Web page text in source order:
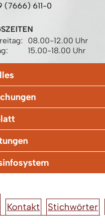
(7666) 611-0
08.00-12.00 Uhr
15.00-18.00 Uhr
Kontakt Stichwörter